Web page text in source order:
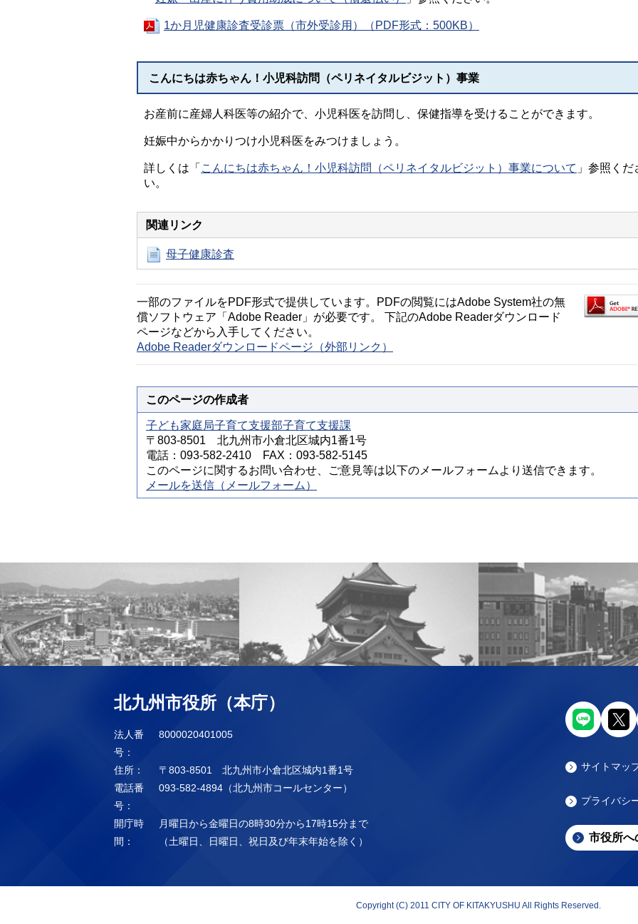
1か月児健康診査受診票（市外受診用）（PDF形式：500KB）
こんにちは赤ちゃん！小児科訪問（ペリネイタルビジット）事業
お産前に産婦人科医等の紹介で、小児科医を訪問し、保健指導を受けることができます。
妊娠中からかかりつけ小児科医をみつけましょう。
詳しくは「 こんにちは赤ちゃん！小児科訪問（ペリネイタルビジット）事業について 」参照くだ
い。
関連リンク
母子健康診査
一部のファイルをPDF形式で提供しています。PDFの閲覧にはAdobe System社の無
償ソフトウェア「Adobe Reader」が必要です。 下記のAdobe Readerダウンロード
ページなどから入手してください。
Adobe Readerダウンロードページ（外部リンク）
このページの作成者
子ども家庭局子育て支援部子育て支援課
〒803-8501 北九州市小倉北区城内1番1号
電話：093-582-2410 FAX：093-582-5145
このページに関するお問い合わせ、ご意見等は以下のメールフォームより送信できます。
メールを送信（メールフォーム）
北九州市役所（本庁）
法人番
号：
8000020401005
住所：
〒803-8501 北九州市小倉北区城内1番1号
電話番
号：
093-582-4894（北九州市コールセンター）
開庁時
間：
月曜日から金曜日の8時30分から17時15分まで
（土曜日、日曜日、祝日及び年末年始を除く）
サイトマッ
プライバシ
市役所へ
Copyright (C) 2011 CITY OF KITAKYUSHU All Rights Reserved.